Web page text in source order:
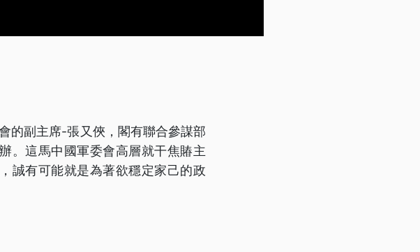
的副主席-張又俠，閣有聯合參謀部
。這馬中國軍委會高層就干焦賰主
誠有可能就是為著欲穩定家己的政